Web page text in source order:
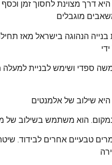
דרך מצוינת לחסוך זמן וכסף
מוגבלים
בנייה הנהוגה בישראל מאז
שילוב של אלמנטים
הוא משתמש בשילוב של
טבעיים אחרים לבידוד.